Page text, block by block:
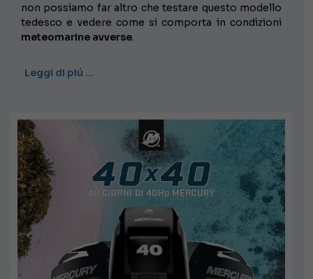
non possiamo far altro che testare questo modello
tedesco e vedere come si comporta in condizioni
meteomarine avverse.
Leggi di piú …